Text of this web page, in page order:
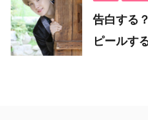
告白する
ピールす